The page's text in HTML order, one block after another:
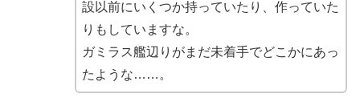
設以前にいくつか持っていたり、作っていた
りもしていますな。
ガミラス艦辺りがまだ未着手でどこかにあっ
たような……。